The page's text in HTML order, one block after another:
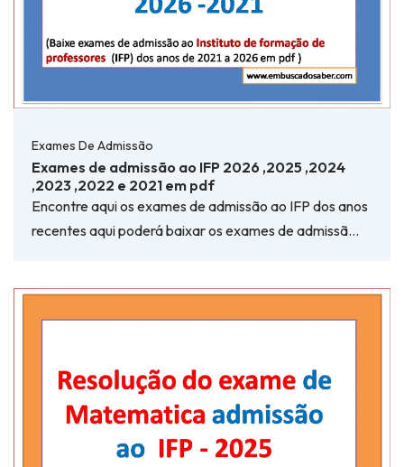
Exames De Admissão
Exames de admissão ao IFP 2026 ,2025 ,2024
,2023 ,2022 e 2021 em pdf
Encontre aqui os exames de admissão ao IFP dos anos
recentes aqui poderá baixar os exames de admissã…